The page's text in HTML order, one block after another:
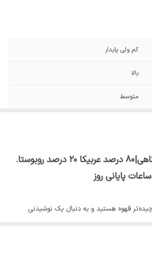
کم ولی پایدار
بالا
متوسط
زیاد
میکس قهوه عصرگاهی|۸۰ درصد عربیکا ۲۰ درصد روبوستا.
پایانی روز
قهوه هستید و به دنبال یک نوشیدنی